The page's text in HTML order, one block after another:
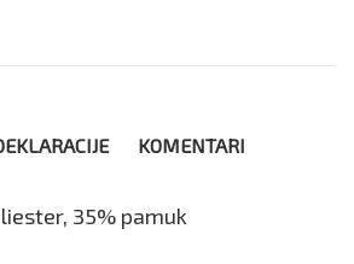
KOMENTARI
35% pamuk